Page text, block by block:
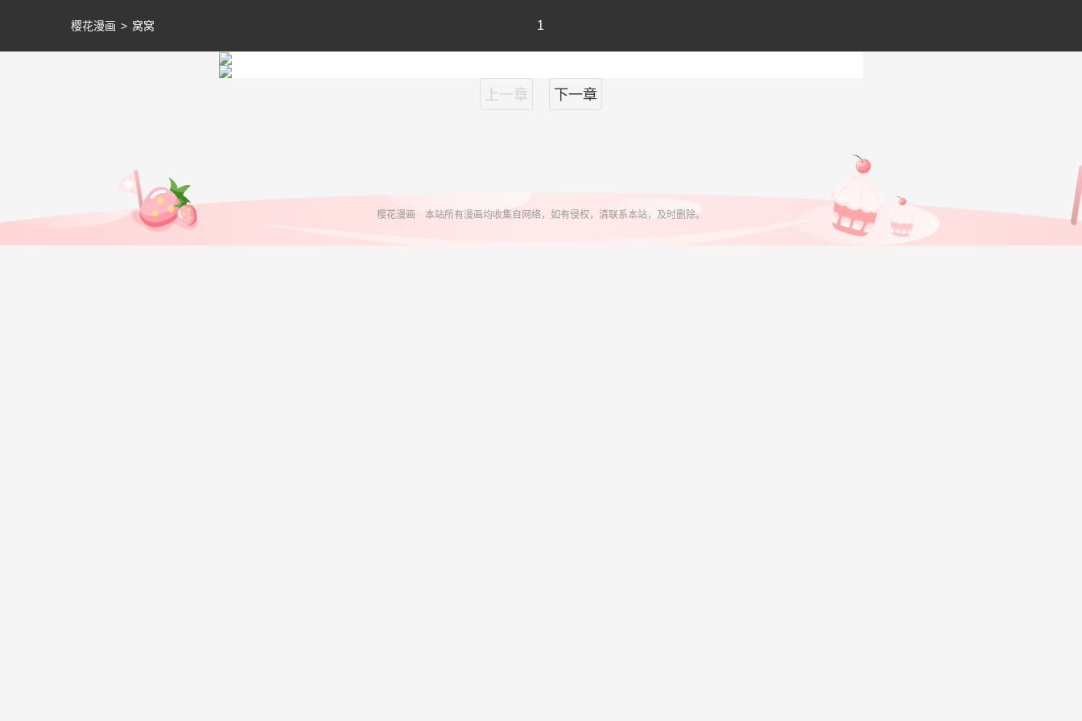
樱花漫画 > 窝窝 1
上一章 下一章
樱花漫画 本站所有漫画均收集自网络，如有侵权，清联系本站，及时删除。